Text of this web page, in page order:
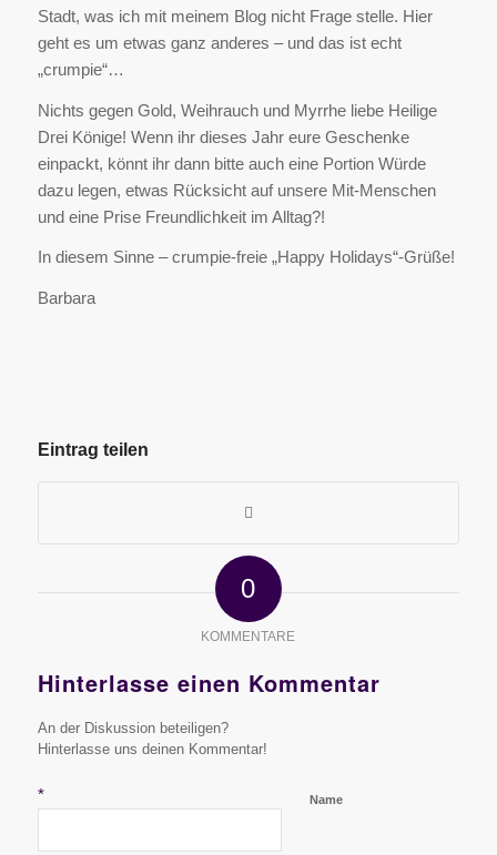
Stadt, was ich mit meinem Blog nicht Frage stelle. Hier
geht es um etwas ganz anderes – und das ist echt
„crumpie“…
Nichts gegen Gold, Weihrauch und Myrrhe liebe Heilige
Drei Könige! Wenn ihr dieses Jahr eure Geschenke
einpackt, könnt ihr dann bitte auch eine Portion Würde
dazu legen, etwas Rücksicht auf unsere Mit-Menschen
und eine Prise Freundlichkeit im Alltag?!
In diesem Sinne – crumpie-freie „Happy Holidays“-Grüße!
Barbara
Eintrag teilen
0
KOMMENTARE
Hinterlasse einen Kommentar
An der Diskussion beteiligen?
Hinterlasse uns deinen Kommentar!
Name
*